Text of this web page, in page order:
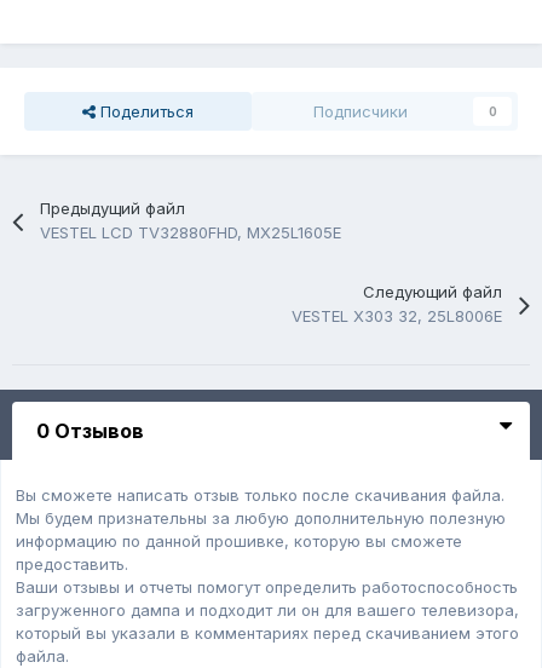
Поделиться Подписчики 0
Предыдущий файл
VESTEL LCD TV32880FHD, MX25L1605E
Следующий файл
VESTEL X303 32, 25L8006E
0 Отзывов
Вы сможете написать отзыв только после скачивания файла.
Мы будем признательны за любую дополнительную полезную
информацию по данной прошивке, которую вы сможете
предоставить.
Ваши отзывы и отчеты помогут определить работоспособность
загруженного дампa и подходит ли он для вашего телевизора,
который вы указали в комментариях перед скачиванием этого
файла.